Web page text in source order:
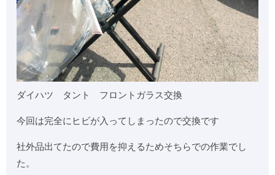
ダイハツ タント フロントガラス交換
今回は完全にヒビが入ってしまったので交換です
社外品出てたので費用を抑えるためそちらでの作業でし
た。